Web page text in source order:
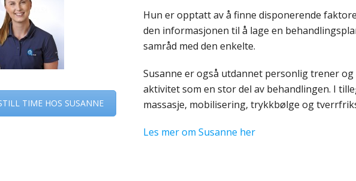
TIME HOS SUSANNE
Hun er opptatt av å finne disponerende
den informasjonen til å lage en
samråd med den enkelte.
Susanne er også utdannet personlig trener
aktivitet som en stor del av behandlingen. I
massasje, mobilisering, trykkbølge og
Les mer om Susanne her